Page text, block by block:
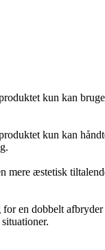
kun kan
kun kan
æstetisk
en dobbelt